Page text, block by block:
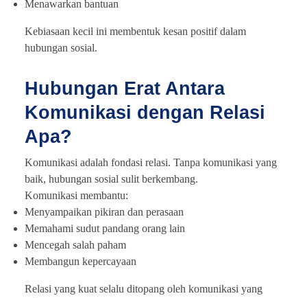
Menawarkan bantuan
Kebiasaan kecil ini membentuk kesan positif dalam
hubungan sosial.
Hubungan Erat Antara
Komunikasi dengan Relasi
Apa?
Komunikasi adalah fondasi relasi. Tanpa komunikasi yang
baik, hubungan sosial sulit berkembang.
Komunikasi membantu:
Menyampaikan pikiran dan perasaan
Memahami sudut pandang orang lain
Mencegah salah paham
Membangun kepercayaan
Relasi yang kuat selalu ditopang oleh komunikasi yang